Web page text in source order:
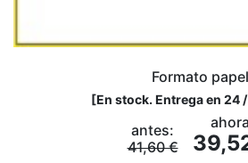
Formato papel
[En stock. Entrega en 24
antes:
41,60 €